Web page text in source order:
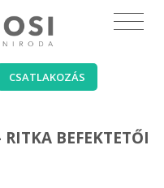
CSATLAKOZÁS
BEFEKTETŐI